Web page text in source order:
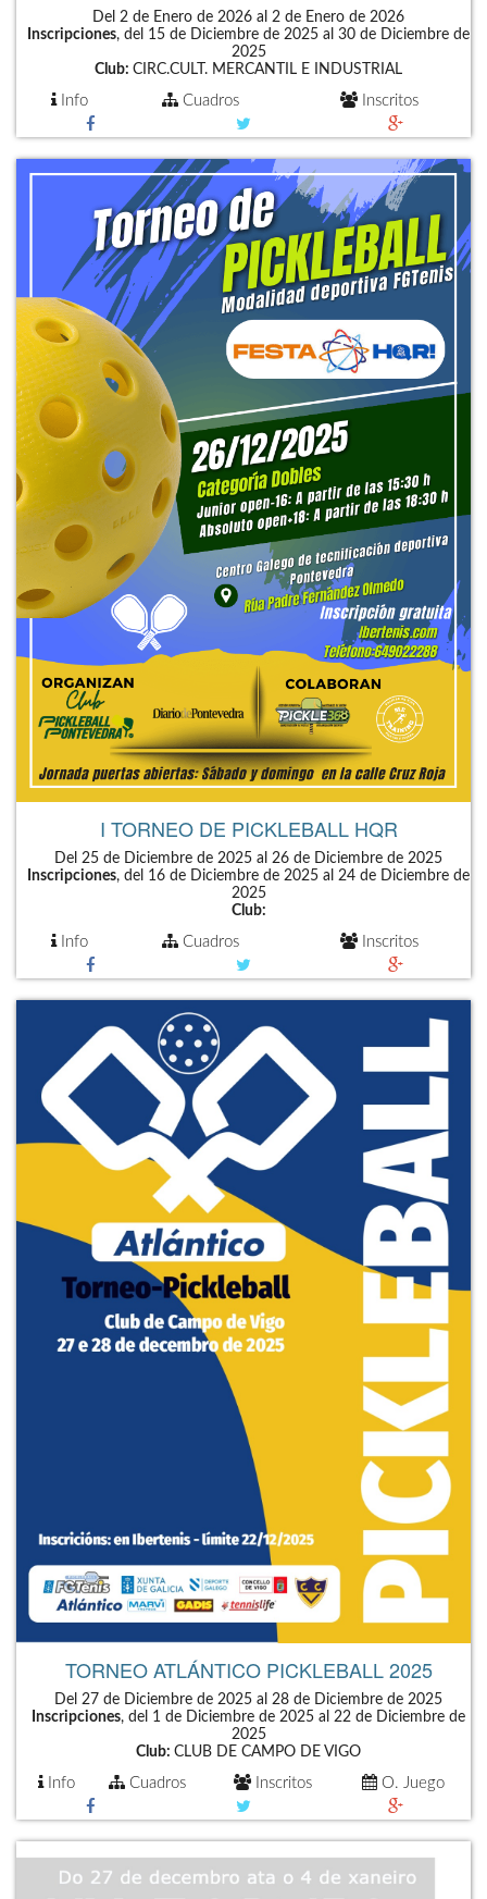
Del 2 de Enero de 2026 al 2 de Enero de 2026
Inscripciones, del 15 de Diciembre de 2025 al 30 de Diciembre de
2025
Club:CIRC.CULT. MERCANTIL E INDUSTRIAL
Info Cuadros Inscritos
I TORNEO DE PICKLEBALL HQR
Del 25 de Diciembre de 2025 al 26 de Diciembre de 2025
Inscripciones, del 16 de Diciembre de 2025 al 24 de Diciembre de
2025
Club:
Info Cuadros Inscritos
TORNEO ATLÁNTICO PICKLEBALL 2025
Del 27 de Diciembre de 2025 al 28 de Diciembre de 2025
Inscripciones, del 1 de Diciembre de 2025 al 22 de Diciembre de
2025
Club:CLUB DE CAMPO DE VIGO
Info Cuadros Inscritos O. Juego